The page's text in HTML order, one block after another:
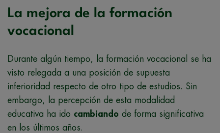
La mejora de la formación
vocacional
Durante algún tiempo, la formación vocacional se ha
visto relegada a una posición de supuesta
inferioridad respecto de otro tipo de estudios. Sin
embargo, la percepción de esta modalidad
educativa ha ido cambiando de forma significativa
en los últimos años.